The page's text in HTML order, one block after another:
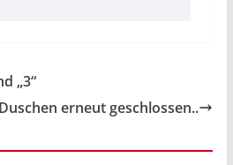
„3“
erneut geschlossen..